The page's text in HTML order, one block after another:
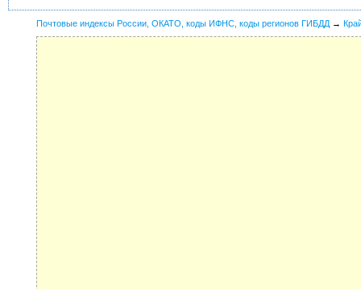
Почтовые индексы России, ОКАТО, коды ИФНС, коды регионов ГИБДД →